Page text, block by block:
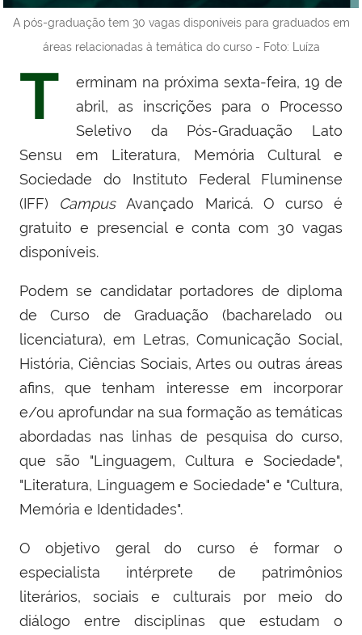
A pós-graduação tem 30 vagas disponíveis para graduados em
áreas relacionadas à temática do curso - Foto: Luíza
T
erminam na próxima sexta-feira, 19 de
abril, as inscrições para o Processo
Seletivo da Pós-Graduação Lato
Sensu em Literatura, Memória Cultural e
Sociedade do Instituto Federal Fluminense
(IFF) CampusAvançado Maricá. O curso é
gratuito e presencial e conta com 30 vagas
disponíveis.
Podem se candidatar portadores de diploma
de Curso de Graduação (bacharelado ou
licenciatura), em Letras, Comunicação Social,
História, Ciências Sociais, Artes ou outras áreas
afins, que tenham interesse em incorporar
e/ou aprofundar na sua formação as temáticas
abordadas nas linhas de pesquisa do curso,
que são "Linguagem, Cultura e Sociedade",
"Literatura, Linguagem e Sociedade" e "Cultura,
Memória e Identidades".
O objetivo geral do curso é formar o
especialista intérprete de patrimônios
literários, sociais e culturais por meio do
diálogo entre disciplinas que estudam o